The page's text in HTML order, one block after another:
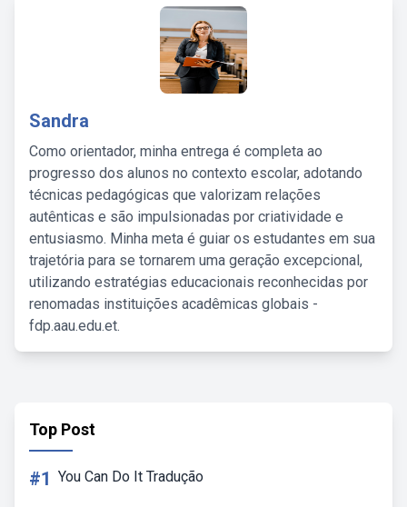
Sandra
Como orientador, minha entrega é completa ao
progresso dos alunos no contexto escolar, adotando
técnicas pedagógicas que valorizam relações
autênticas e são impulsionadas por criatividade e
entusiasmo. Minha meta é guiar os estudantes em sua
trajetória para se tornarem uma geração excepcional,
utilizando estratégias educacionais reconhecidas por
renomadas instituições acadêmicas globais -
fdp.aau.edu.et.
Top Post
#1 You Can Do It Tradução